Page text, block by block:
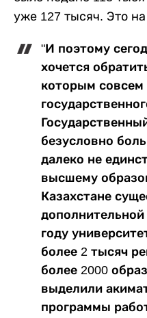
уже 127 тысяч. Это
"И поэтому
хочется
которым совсем
безусловно
далеко не
высшему
Казахстане
году
более 2 тысяч
более 2000
выделили
программы